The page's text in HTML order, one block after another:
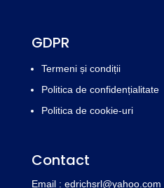
GDPR
Termeni și condiții
Politica de confidențialitate
Politica de cookie-uri
Contact
Email : edrichsrl@yahoo.com